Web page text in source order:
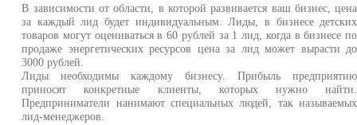
В зависимости от области, в которой развивается ваш бизнес, цена
за каждый лид будет индивидуальным. Лиды, в бизнесе детских
товаров могут оцениваться в 60 рублей за 1 лид, когда в бизнесе по
продаже энергетических ресурсов цена за лид может вырасти до
3000 рублей.
Лиды необходимы каждому бизнесу. Прибыль предприятию
приносят конкретные клиенты, которых нужно найти.
Предприниматели нанимают специальных людей, так называемых
лид-менеджеров.